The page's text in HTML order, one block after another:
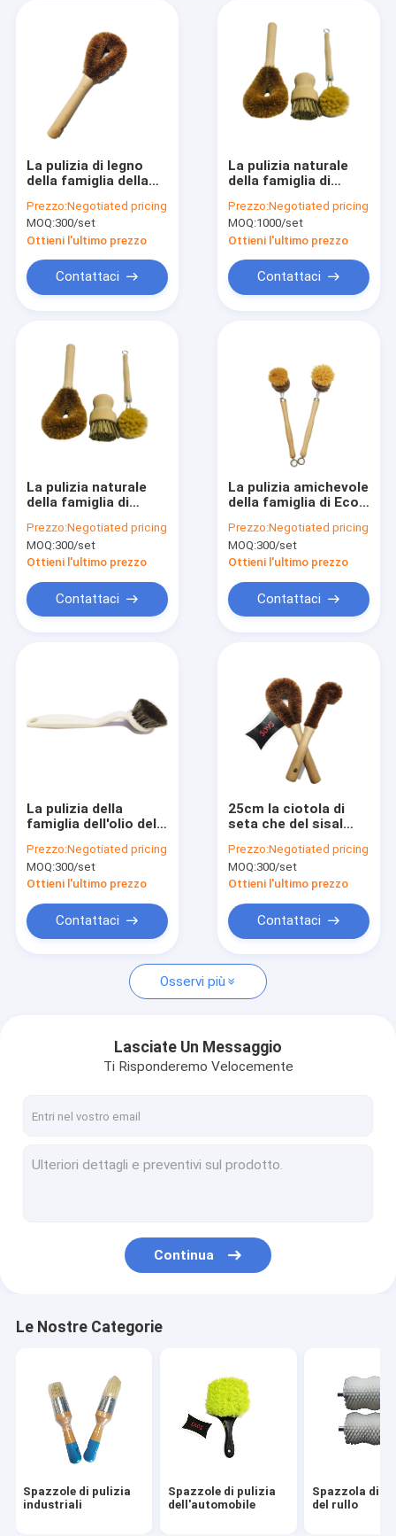
Mostra VR
Contattici
Notizia
Spazzole di pulizia dell'automobile
Spazzola di pulizia del rullo
Spazzola di pulizia del trapano elettrico
Spazzole metalliche di acciaio inossidabile
Spazzola di pulizia lunga del tubo
La pulizia di legno
della famiglia della
noce di cocco
amichevole del sisal
di Eco
Prezzo:Negotiated pricing
MOQ:300/set
Ottieni l'ultimo prezzo
Contattaci
La pulizia naturale
della famiglia di
fibra di Tampico
spazzola il pulitore
della cucina di 22cm
Prezzo:Negotiated pricing
MOQ:1000/set
Ottieni l'ultimo prezzo
Contattaci
La pulizia naturale
della famiglia di
spazzola la ciotola
della palma di 23.5cm
per la cucina
Prezzo:Negotiated pricing
MOQ:300/set
Ottieni l'ultimo prezzo
Contattaci
La pulizia amichevole
della famiglia di Eco
di legno lunga di
24cm
Prezzo:Negotiated pricing
MOQ:300/set
Ottieni l'ultimo prezzo
Contattaci
La pulizia della
famiglia dell'olio del
non spazzola la
setola del maiale di
23cm
Prezzo:Negotiated pricing
MOQ:300/set
Ottieni l'ultimo prezzo
Contattaci
25cm la ciotola di
seta che del sisal
legno sfregano la
spazzola per i piatti
Prezzo:Negotiated pricing
MOQ:300/set
Ottieni l'ultimo prezzo
Contattaci
Osservi più
Lasciate Un Messaggio
Ti Risponderemo Velocemente
Continua
Le Nostre Categorie
Spazzole di pulizia
industriali
Spazzole di pulizia
dell'automobile
Spazzola di
del rullo